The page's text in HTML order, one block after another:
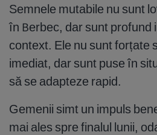
Semnele mutabile nu sunt
în Berbec, dar sunt profund
context. Ele nu sunt forțate
imediat, dar sunt puse în
să se adapteze rapid.
Gemenii simt un impuls
mai ales spre finalul lunii,